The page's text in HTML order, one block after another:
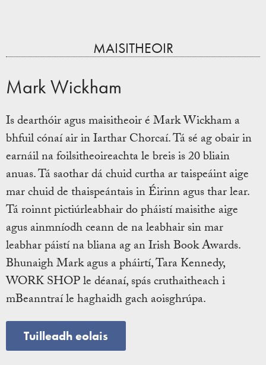
MAISITHEOIR
Mark Wickham
Is dearthóir agus maisitheoir é Mark Wickham a
bhfuil cónaí air in Iarthar Chorcaí. Tá sé ag obair in
earnáil na foilsitheoireachta le breis is 20 bliain
anuas. Tá saothar dá chuid curtha ar taispeáint aige
mar chuid de thaispeántais in Éirinn agus thar lear.
Tá roinnt pictiúrleabhair do pháistí maisithe aige
agus ainmníodh ceann de na leabhair sin mar
leabhar páistí na bliana ag an Irish Book Awards.
Bhunaigh Mark agus a pháirtí, Tara Kennedy,
WORK SHOP le déanaí, spás cruthaitheach i
mBeanntraí le haghaidh gach aoisghrúpa.
Tuilleadh eolais